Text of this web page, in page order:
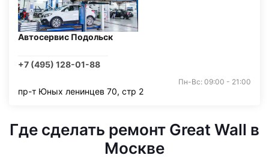
Автосервис Подольск
+7 (495) 128-01-88
Пн-Вс: 09:00 - 21:00
пр-т Юных ленинцев 70, стр 2
Где сделать ремонт Great Wall в
Москве